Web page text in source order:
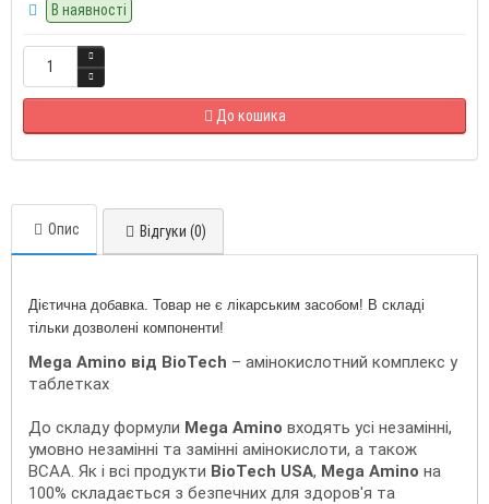
В наявності
До кошика
Опис Відгуки (0)
Дієтична добавка. Товар не є лікарським засобом! В складі
тільки дозволені компоненти!
Mega Amino від BioTech – амінокислотний комплекс у
таблетках
До складу формули Mega Amino входять усі незамінні,
умовно незамінні та замінні амінокислоти, а також
ВСАА. Як і всі продукти BioTech USA, Mega Amino на
100% складається з безпечних для здоров'я та